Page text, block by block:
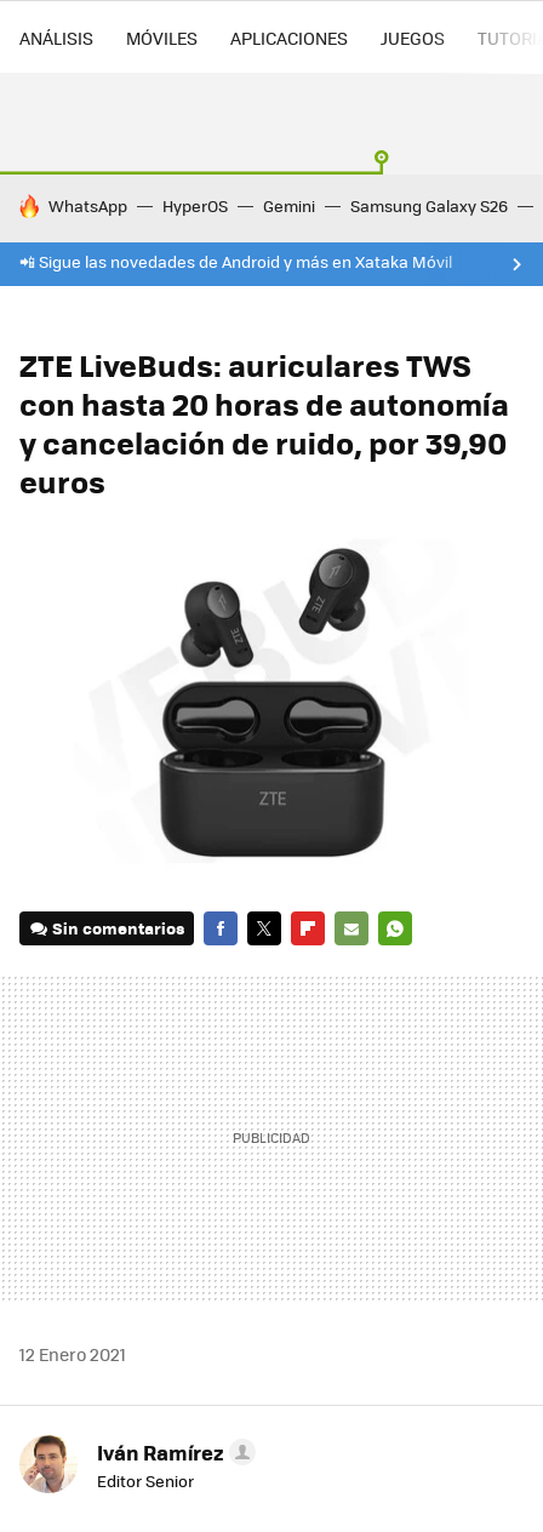
ANÁLISIS MÓVILES APLICACIONES JUEGOS
HOY SE HABLA DE
WhatsApp HyperOS Gemini Samsung Galaxy S26
📲 Sigue las novedades de Android y más en Xataka Móvil
ZTE LiveBuds: auriculares TWS
con hasta 20 horas de autonomía
y cancelación de ruido, por 39,90
euros
Sin comentarios
MAIL
12 Enero 2021
Iván Ramírez
Editor Senior